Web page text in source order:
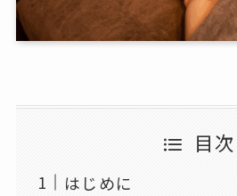
目次
はじめに